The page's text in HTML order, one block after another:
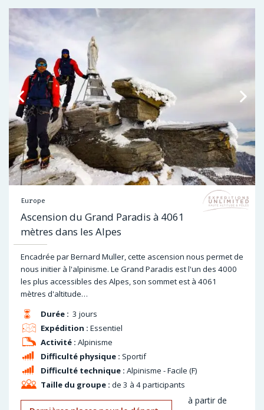
Europe
Ascension du Grand Paradis à 4061
mètres dans les Alpes
Encadrée par Bernard Muller, cette ascension nous permet de
nous initier à l'alpinisme. Le Grand Paradis est l'un des 4000
les plus accessibles des Alpes, son sommet est à 4061
mètres d'altitude…
Durée : 3 jours
Difficulté physique : Sportif
Expédition : Essentiel
Difficulté technique : Alpinisme - Facile (F)
Activité : Alpinisme
Taille du groupe : de 3 à 4 participants
à partir de